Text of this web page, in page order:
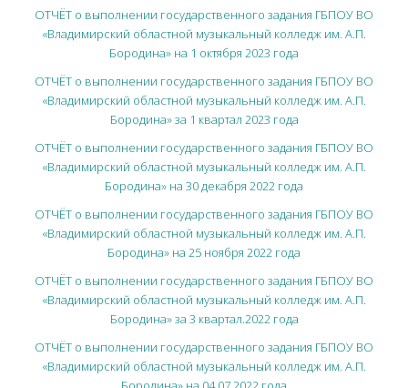
ОТЧЁТ о выполнении государственного задания ГБПОУ ВО
«Владимирский областной музыкальный колледж им. А.П.
Бородина» на 1 октября 2023 года
ОТЧЁТ о выполнении государственного задания ГБПОУ ВО
«Владимирский областной музыкальный колледж им. А.П.
Бородина» за 1 квартал 2023 года
ОТЧЁТ о выполнении государственного задания ГБПОУ ВО
«Владимирский областной музыкальный колледж им. А.П.
Бородина» на 30 декабря 2022 года
ОТЧЁТ о выполнении государственного задания ГБПОУ ВО
«Владимирский областной музыкальный колледж им. А.П.
Бородина» на 25 ноября 2022 года
ОТЧЁТ о выполнении государственного задания ГБПОУ ВО
«Владимирский областной музыкальный колледж им. А.П.
Бородина» за 3 квартал.2022 года
ОТЧЁТ о выполнении государственного задания ГБПОУ ВО
«Владимирский областной музыкальный колледж им. А.П.